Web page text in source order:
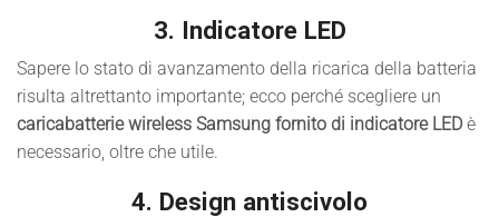
3. Indicatore LED
Sapere lo stato di avanzamento della ricarica della batteria
risulta altrettanto importante; ecco perché scegliere un
caricabatterie wireless Samsung fornito di indicatore LEDè
necessario, oltre che utile.
4. Design antiscivolo